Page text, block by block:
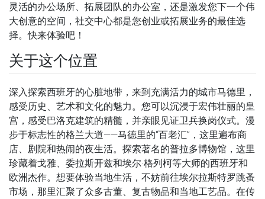
灵活的办公场所、拓展团队的办公室，还是激发您下一个伟
大创意的空间，社交中心都是您创业或拓展业务的最佳选
择。快来体验吧！
关于这个位置
深入探索西班牙的心脏地带，来到充满活力的城市马德里，
感受历史、艺术和文化的魅力。您可以沉浸于宏伟壮丽的皇
宫，感受巴洛克建筑的精髓，并亲眼见证卫兵换岗仪式。漫
步于标志性的格兰大道——马德里的“百老汇”，这里遍布商
店、剧院和热闹的夜生活。探索著名的普拉多博物馆，这里
珍藏着戈雅、委拉斯开兹和埃尔·格列柯等大师的西班牙和
欧洲杰作。想要体验当地生活，不妨前往埃尔拉斯特罗跳蚤
市场，那里汇聚了众多古董、复古物品和当地工艺品。在传